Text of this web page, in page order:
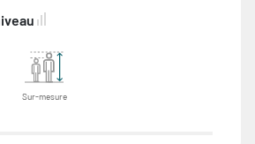
Sur-mesure